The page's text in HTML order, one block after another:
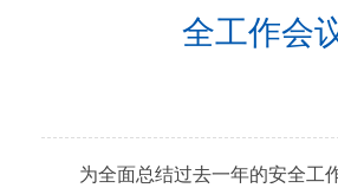
全工作会
为全面总结过去一年的安全工